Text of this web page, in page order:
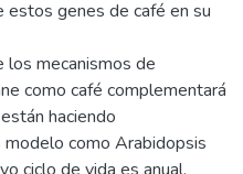
estos genes de café en su
mecanismos de
como café complementará
haciendo
como Arabidopsis
ciclo de vida es anual.